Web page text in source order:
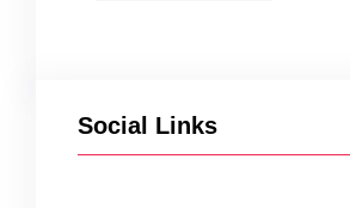
Social Links